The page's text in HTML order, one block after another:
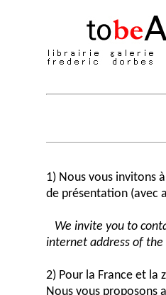
1) Nous vous invitons à
de présentation (avec
We invite you to
internet address of
2) Pour la France et la
Nous vous proposons